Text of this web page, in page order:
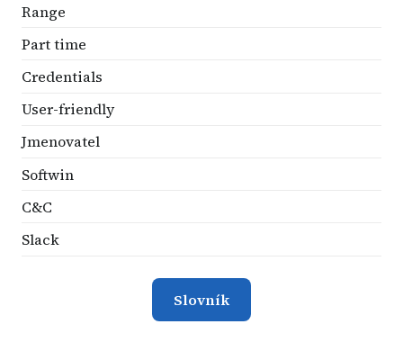
Range
Part time
Credentials
User-friendly
Jmenovatel
Softwin
C&C
Slack
Slovník